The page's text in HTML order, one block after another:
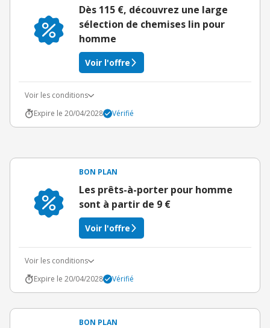
Dès 115 €, découvrez une large
sélection de chemises lin pour
homme
Voir l'offre
Voir les conditions
Expire le 20/04/2028
Vérifié
BON PLAN
Les prêts-à-porter pour homme
sont à partir de 9 €
Voir l'offre
Voir les conditions
Expire le 20/04/2028
Vérifié
BON PLAN